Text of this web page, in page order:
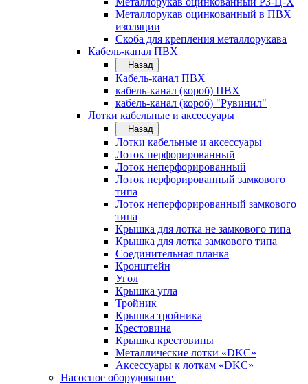
Металлорукав оцинкованный в ПВХ
изоляции
Скоба для крепления металлорукава
Кабель-канал ПВХ
Назад
Кабель-канал ПВХ
кабель-канал (короб) ПВХ
кабель-канал (короб) "Рувинил"
Лотки кабельные и аксессуары
Назад
Лотки кабельные и аксессуары
Лоток перфорированный
Лоток неперфорированный
Лоток перфорированный замкового
типа
Лоток неперфорированный замкового
типа
Крышка для лотка не замкового типа
Крышка для лотка замкового типа
Соединительная планка
Кронштейн
Угол
Крышка угла
Тройник
Крышка тройника
Крестовина
Крышка крестовины
Металлические лотки «DKC»
Аксессуары к лоткам «DKC»
Насосное оборудование